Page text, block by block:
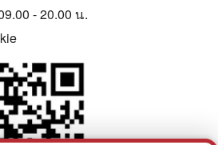
- 20.00 น.